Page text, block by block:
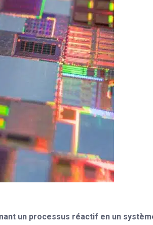
un processus réactif en un